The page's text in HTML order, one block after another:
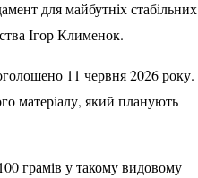
для майбутніх стабільних
Ігор Клименок.
11 червня 2026 року.
матеріалу, який планують
грамів у такому видовому